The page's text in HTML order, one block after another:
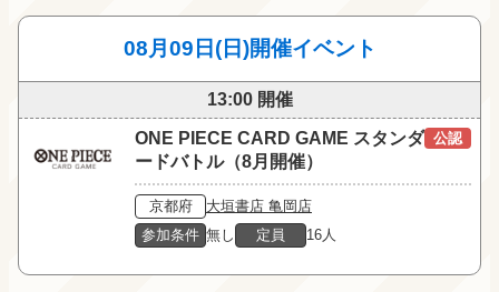
08月09日(日)開催イベント
13:00 開催
ONE PIECE CARD GAME スタンダ
ードバトル（8月開催）
公認
京都府
大垣書店 亀岡店
参加条件 無し 定員 16人